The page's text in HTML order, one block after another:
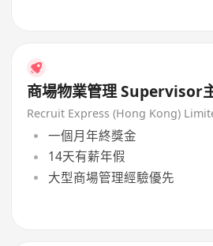
商場物業管理 Supervisor
Recruit Express (Hong Kong)
一個月年終獎金
14天有薪年假
大型商場管理經驗優先